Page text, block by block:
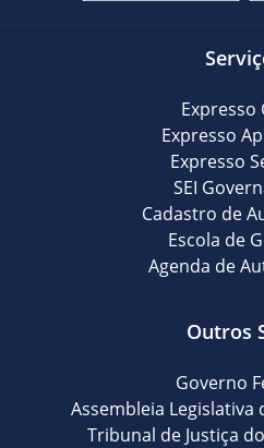
Expresso
Expresso
Expresso
SEI
Cadastro de
Escola de
Agenda de
Outros
Governo
Assembleia Legislativa
Tribunal de Justiça